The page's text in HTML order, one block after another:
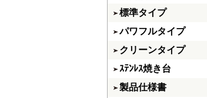
標準タイプ
パワフルタイプ
クリーンタイプ
ｽﾃﾝﾚｽ焼き台
製品仕様書